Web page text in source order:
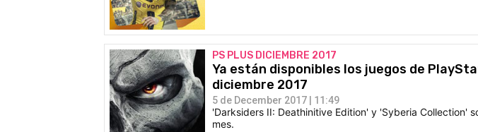
PS PLUS DICIEMBRE 2017
Ya están disponibles los juegos de
diciembre 2017
5 de December 2017 | 11:49
'Darksiders II: Deathinitive Edition' y 'Syberia Collection'
mes.